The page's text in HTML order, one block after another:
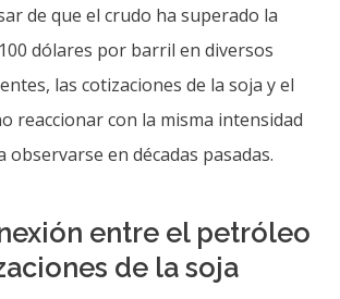
de que el crudo ha superado la
dólares por barril en diversos
las cotizaciones de la soja y el
reaccionar con la misma intensidad
observarse en décadas pasadas.
entre el petróleo
de la soja